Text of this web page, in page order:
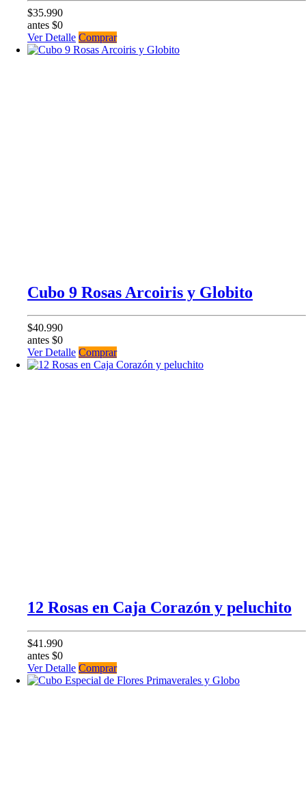
$35.990
antes $0
Ver Detalle Comprar
Cubo 9 Rosas Arcoiris y Globito
$40.990
antes $0
Ver Detalle Comprar
12 Rosas en Caja Corazón y peluchito
$41.990
antes $0
Ver Detalle Comprar